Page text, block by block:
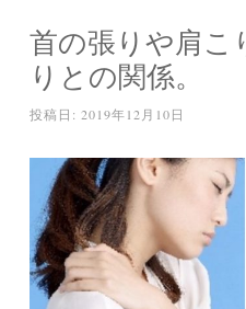
首の張りや肩こ
りとの関係。
投稿日: 2019年12月10日